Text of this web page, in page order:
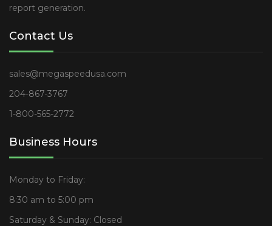
report generation.
Contact Us
sales@megaspeedusa.com
204-867-3767
1-800-565-2772
Business Hours
Monday to Friday:
8:30 am to 5:00 pm
Saturday & Sunday: Closed